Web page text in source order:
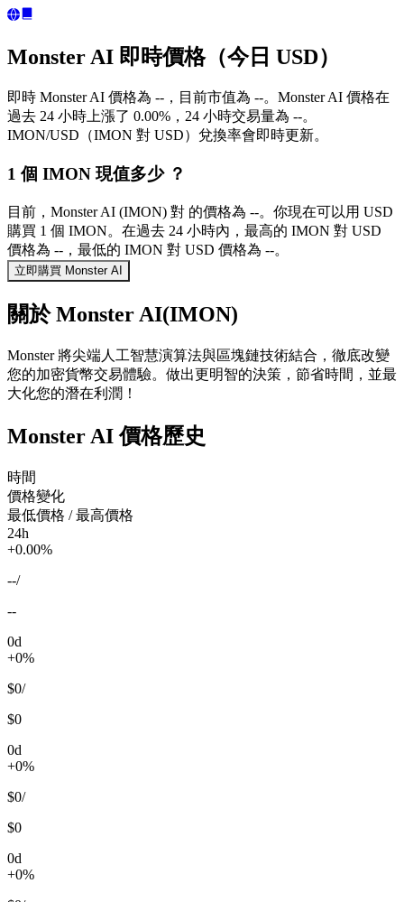
Monster AI 即時價格（今日 USD）
即時 Monster AI 價格為 --，目前市值為 --。Monster AI 價格在
過去 24 小時上漲了 0.00%，24 小時交易量為 --。
IMON/USD（IMON 對 USD）兌換率會即時更新。
1 個 IMON 現值多少 ？
目前，Monster AI (IMON) 對 的價格為 --。你現在可以用 USD
購買 1 個 IMON。在過去 24 小時內，最高的 IMON 對 USD
價格為 --，最低的 IMON 對 USD 價格為 --。
立即購買 Monster AI
關於 Monster AI(IMON)
Monster 將尖端人工智慧演算法與區塊鏈技術結合，徹底改變
您的加密貨幣交易體驗。做出更明智的決策，節省時間，並最
大化您的潛在利潤！
Monster AI 價格歷史
時間
價格變化
最低價格 / 最高價格
24h
+0.00%
--/
--
0d
+0%
$0/
$0
0d
+0%
$0/
$0
0d
+0%